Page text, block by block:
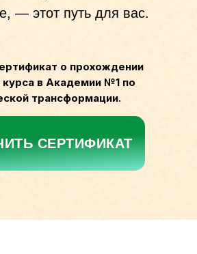
СЕРТИФИКАТ
— этот путь для вас.
о прохождении
курса в Академии №1 по
трансформации.